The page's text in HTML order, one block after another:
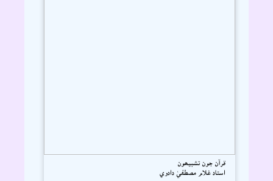
قرآن جون تشبيھون
استاد غلام مصطفيٰ دادوي